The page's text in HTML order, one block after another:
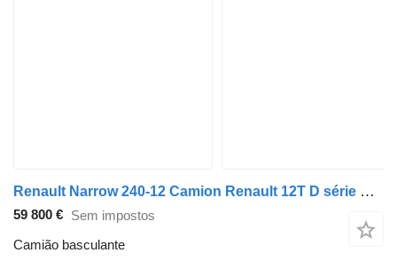
Renault Narrow 240-12 Camion Renault 12T D série DTI 5
59 800 € Sem impostos
Camião basculante